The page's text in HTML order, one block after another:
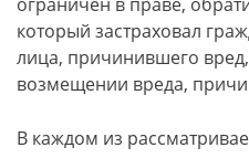
который застраховал
лица, причинившего
возмещении вреда,
В каждом из